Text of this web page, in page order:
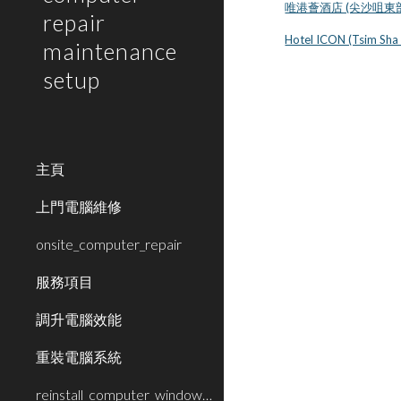
repair
maintenance
setup
主頁
上門電腦維修
onsite_computer_repair
服務項目
調升電腦效能
重裝電腦系統
唯港薈酒店 (尖沙咀東
Hotel ICON (Tsim Sha